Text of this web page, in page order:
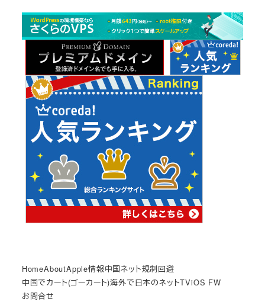
カ
HomeAboutApple情報中国ネット規制回避
中国でカート(ゴーカート)海外で日本のネットTViOS FW
お問合せ